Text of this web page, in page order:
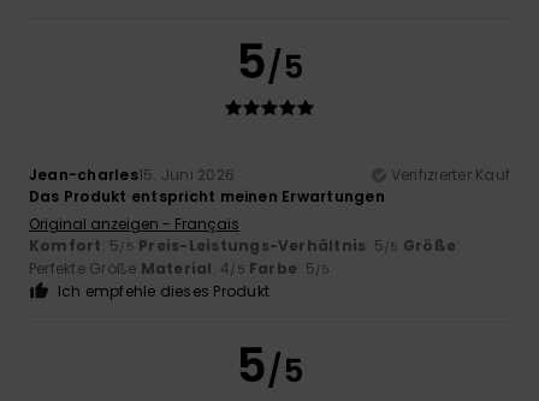
5/5
Jean-charles15. Juni 2026
Verifizierter Kauf
Das Produkt entspricht meinen Erwartungen
Original anzeigen - Français
Komfort: 5/5 Preis-Leistungs-Verhältnis: 5/5 Größe:
Perfekte Größe Material: 4/5 Farbe: 5/5
Ich empfehle dieses Produkt
5/5